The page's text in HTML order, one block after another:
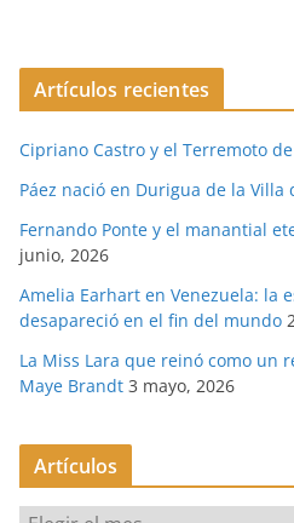
Artículos recientes
Cipriano Castro y el Terremoto
Páez nació en Durigua de la Villa
Fernando Ponte y el manantial
junio, 2026
Amelia Earhart en Venezuela: la
desapareció en el fin del mundo
La Miss Lara que reinó como un
Maye Brandt 3 mayo, 2026
Artículos